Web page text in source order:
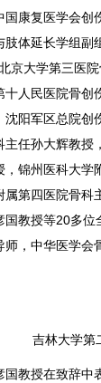
互金纳入十三
五金融体系
康复医学会
体延长学组
京大学第三医
人民医院骨
阳军区总院
任孙大辉教
锦州医科大
第四医院骨
教授等20多
，中华医学
吉林大学第
授在致辞中